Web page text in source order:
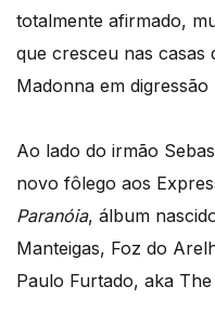
totalmente afirmado,
que cresceu nas
Madonna em digressão
Ao lado do irmão
novo fôlego aos
Paranóia, álbum
Manteigas, Foz do
Paulo Furtado, aka